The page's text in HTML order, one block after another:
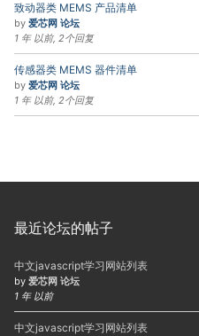
致动器类 MEMS 产品清单
by 爱芯网 论坛
1 年 以前, 2个回复
传感器类 MEMS 器件清单
by 爱芯网 论坛
1 年 以前, 2个回复
最近论坛的帖子
中文javascript学习网站列表
by 爱芯网 论坛
1 年 以前
中文javascript学习网站列表